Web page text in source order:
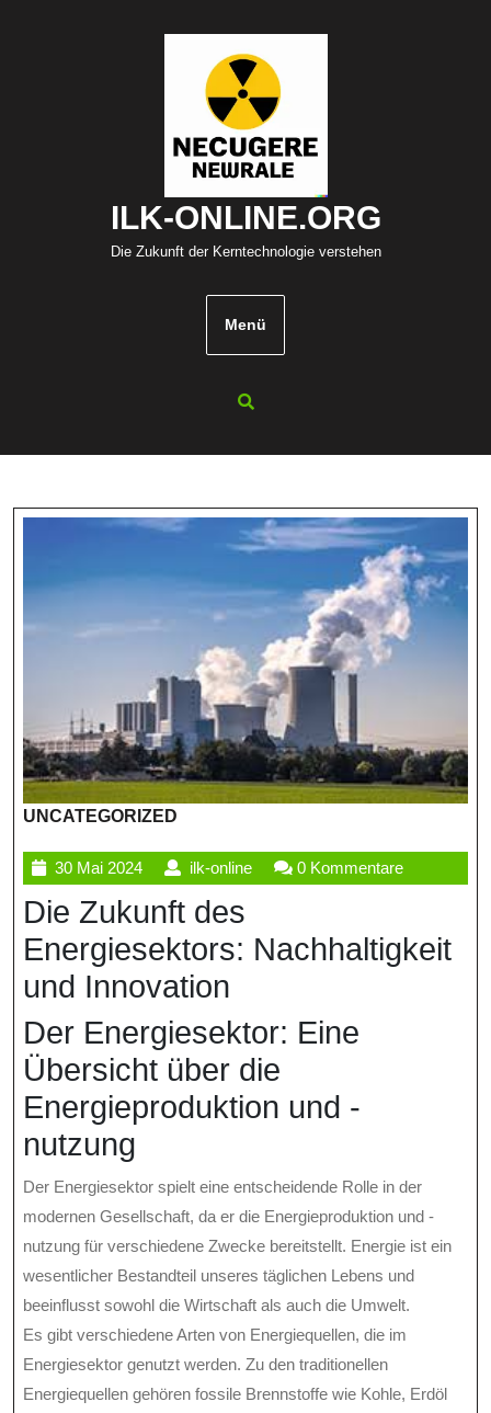
ILK-ONLINE.ORG
Die Zukunft der Kerntechnologie verstehen
Menü
UNCATEGORIZED
30 Mai 202430
Mai
2024
ilk-onlineilk-
online
0 Kommentare
Die Zukunft des
Energiesektors: Nachhaltigkeit
und Innovation
Der Energiesektor: Eine
Übersicht über die
Energieproduktion und -
nutzung
Der Energiesektor spielt eine entscheidende Rolle in der
modernen Gesellschaft, da er die Energieproduktion und -
nutzung für verschiedene Zwecke bereitstellt. Energie ist ein
wesentlicher Bestandteil unseres täglichen Lebens und
beeinflusst sowohl die Wirtschaft als auch die Umwelt.
Es gibt verschiedene Arten von Energiequellen, die im
Energiesektor genutzt werden. Zu den traditionellen
Energiequellen gehören fossile Brennstoffe wie Kohle, Erdöl